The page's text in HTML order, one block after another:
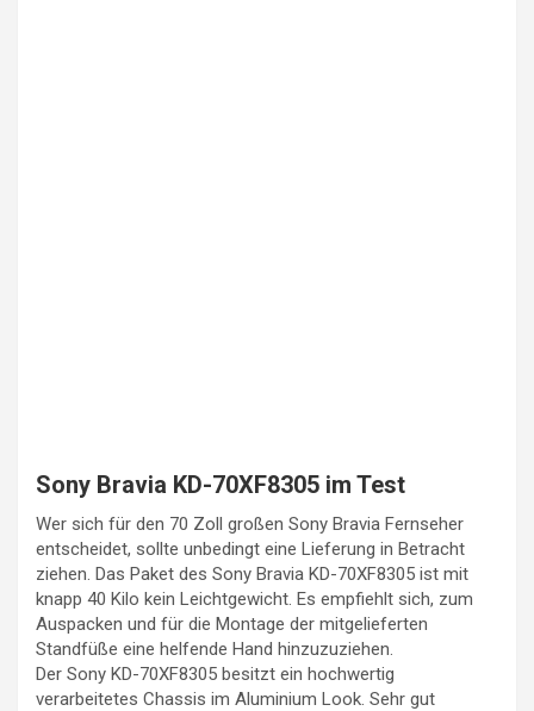
Sony Bravia KD-70XF8305 im Test
Wer sich für den 70 Zoll großen Sony Bravia Fernseher
entscheidet, sollte unbedingt eine Lieferung in Betracht
ziehen. Das Paket des Sony Bravia KD-70XF8305 ist mit
knapp 40 Kilo kein Leichtgewicht. Es empfiehlt sich, zum
Auspacken und für die Montage der mitgelieferten
Standfüße eine helfende Hand hinzuzuziehen.
Der Sony KD-70XF8305 besitzt ein hochwertig
verarbeitetes Chassis im Aluminium Look. Sehr gut